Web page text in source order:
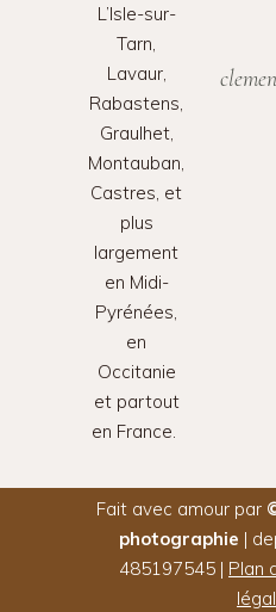
L’Isle-sur-
Tarn,
Lavaur,
Rabastens,
Graulhet,
Montauban,
Castres, et
plus
largement
en Midi-
Pyrénées,
en
Occitanie
et partout
en France.
Fait avec amour par
photographie |
485197545 | Plan